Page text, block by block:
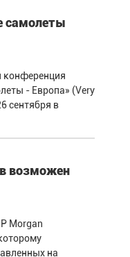
самолеты
конференция
- Европа» (Very
сентября в
возможен
Morgan
на